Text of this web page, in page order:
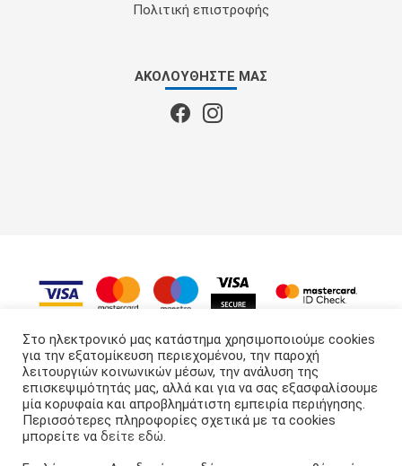
Πολιτική επιστροφής
ΑΚΟΛΟΥΘΉΣΤΕ ΜΑΣ
APS GROUP © 2022 - 2026
Στο ηλεκτρονικό μας κατάστημα χρησιμοποιούμε cookies
για την εξατομίκευση περιεχομένου, την παροχή
λειτουργιών κοινωνικών μέσων, την ανάλυση της
επισκεψιμότητάς μας, αλλά και για να σας εξασφαλίσουμε
μία κορυφαία και απροβλημάτιστη εμπειρία περιήγησης.
Περισσότερες πληροφορίες σχετικά με τα cookies
μπορείτε να δείτε εδώ.